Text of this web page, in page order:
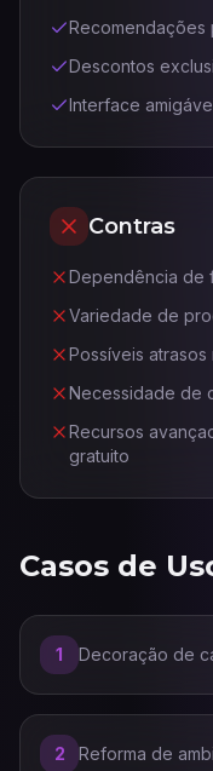
Recomendações
Descontos
Interface
Contras
Dependência de
Variedade de
Possíveis atrasos
Necessidade de
Recursos
gratuito
Casos de
1 Decoração de
2 Reforma de